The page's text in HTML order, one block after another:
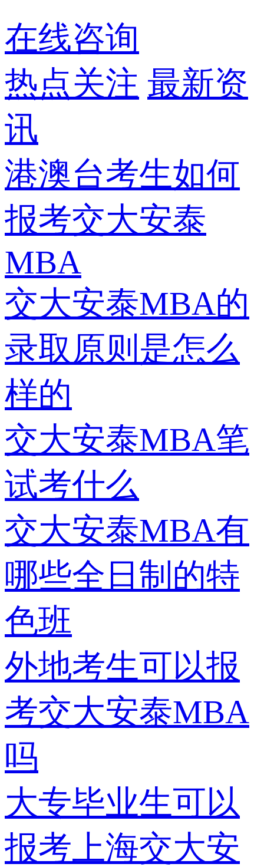
在线咨询
热点关注 最新资
讯
港澳台考生如何
报考交大安泰
MBA
交大安泰MBA的
录取原则是怎么
样的
交大安泰MBA笔
试考什么
交大安泰MBA有
哪些全日制的特
色班
外地考生可以报
考交大安泰MBA
吗
大专毕业生可以
报考上海交大安